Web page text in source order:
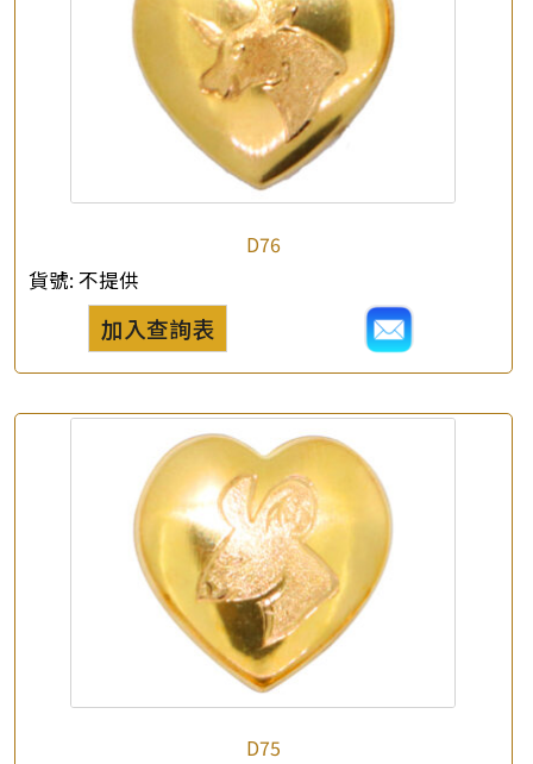
產品查詢
* 你的名字
公司名稱
*聯絡電話
D76
貨號: 不提供
加入查詢表
D75